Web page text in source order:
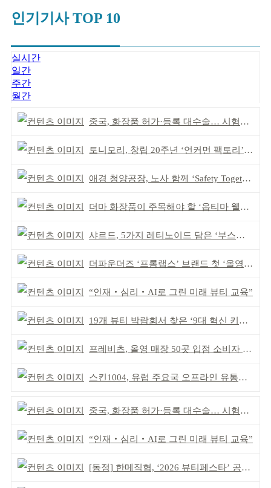
인기기사 TOP 10
실시간
일간
주간
월간
중국, 화장품 허가·등록 대수술… 시험자료 공용 허용
토니모리, 창립 20주년 ‘언커먼 팩토리’ 팝업 성료
애경 청양공장, 노사 함께 ‘Safety Together’ 개최
더마 화장품이 주목해야 할 ‘옵티마 웰니스 뮤지엄 약국’
샤르드, 5가지 레티노이드 담은 ‘부스팅 세럼’ 출시
더파운더즈 ‘프롬랩스’ 브랜드 첫 ‘올영픽’ 선정
“인재‧심리‧AI로 그린 미래 뷰티 교육”
19개 뷰티 박람회서 찾은 ‘9대 혁신 키워드’
프레비츠, 올영 매장 50곳 입점 소비자 접점 강화
스킨1004, 유럽 주요국 오프라인 유통망 확대
중국, 화장품 허가·등록 대수술… 시험자료 공용 허용
“인재‧심리‧AI로 그린 미래 뷰티 교육”
[동정] 한메직협, ‘2026 뷰티페스타’ 공동 주최